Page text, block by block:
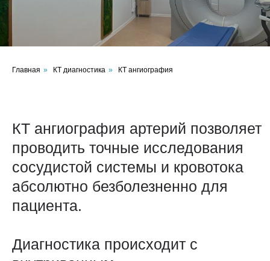
Главная » КТ диагностика » КТ ангиография
КТ ангиография артерий позволяет
проводить точные исследования
сосудистой системы и кровотока
абсолютно безболезненно для
КТ ангиография в Волгограде –
предварительная запись по
телефону, никаких очередей.